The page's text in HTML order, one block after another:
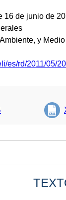
16 de junio de
y
es/rd/2011/05/